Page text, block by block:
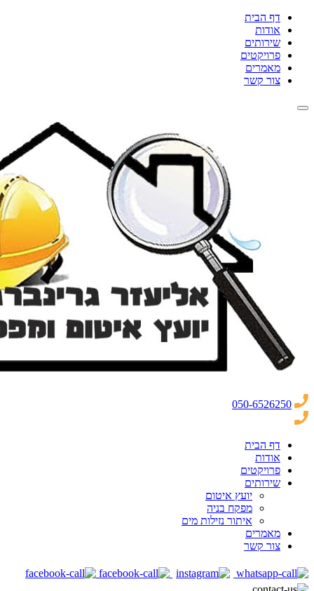
דף הבית
אודות
שירותים
פרויקטים
מאמרים
צור קשר
050-6526250
דף הבית
אודות
פרויקטים
שירותים
יועץ איטום
מפקח בניה
איתור נזילות מים
מאמרים
צור קשר